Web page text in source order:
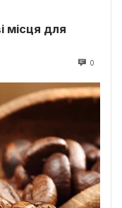
місця для
0